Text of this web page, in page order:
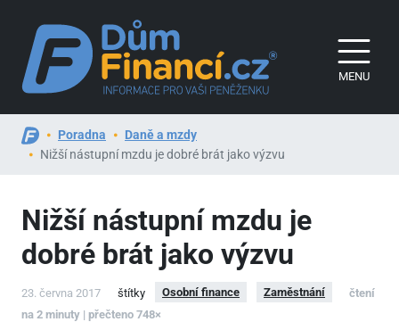
MENU
Poradna
Daně a mzdy
Nižší nástupní mzdu je dobré brát jako výzvu
Nižší nástupní mzdu je
dobré brát jako výzvu
23. června 2017 štítky Osobní finance Zaměstnání
čtení
na 2 minuty | přečteno 748×